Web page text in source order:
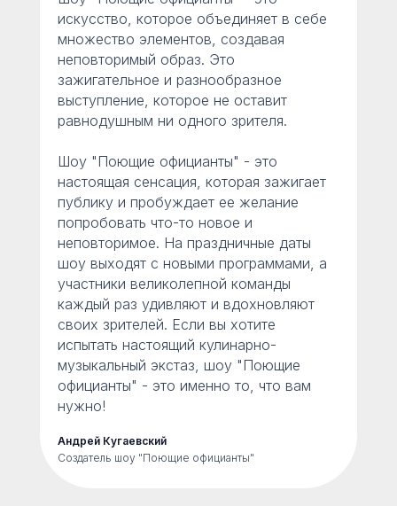
искусство, которое объединяет в себе
множество элементов, создавая
неповторимый образ. Это
зажигательное и разнообразное
выступление, которое не оставит
равнодушным ни одного зрителя.
Шоу "Поющие официанты" - это
настоящая сенсация, которая зажигает
публику и пробуждает ее желание
попробовать что-то новое и
неповторимое. На праздничные даты
шоу выходят с новыми программами, а
участники великолепной команды
каждый раз удивляют и вдохновляют
своих зрителей. Если вы хотите
испытать настоящий кулинарно-
музыкальный экстаз, шоу "Поющие
официанты" - это именно то, что вам
нужно!
Андрей Кугаевский
Создатель шоу "Поющие официанты"